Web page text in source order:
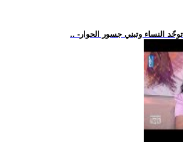
توحّد النساء وتبني جسور الحوار